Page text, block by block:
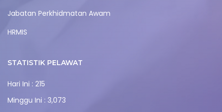
Jabatan Perkhidmatan Awam
HRMIS
STATISTIK PELAWAT
Hari Ini : 215
Minggu Ini : 3,073